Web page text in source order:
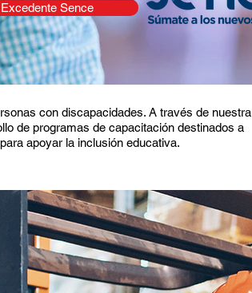
Excedente Sence
con discapacidades. A través de nuestra
de programas de capacitación destinados a
apoyar la inclusión educativa.